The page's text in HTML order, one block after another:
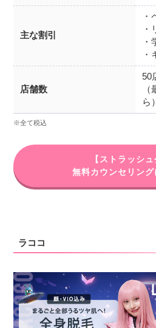
主な割引
・
・
・
・
店舗数
50
ら）
※全て税込
【ストラッシュ
無料カウンセリン
ラココ